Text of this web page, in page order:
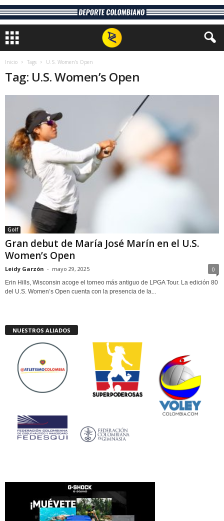
Inicio Tags U.S. Women’s Open
Tag: U.S. Women’s Open
Golf
Gran debut de María José Marín en el U.S.
Women’s Open
Leidy Garzón - mayo 29, 2025 0
Erin Hills, Wisconsin acoge el torneo más antiguo de LPGA Tour. La edición 80
del U.S. Women’s Open cuenta con la presencia de la...
NUESTROS ALIADOS